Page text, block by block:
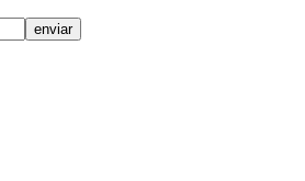
enviar